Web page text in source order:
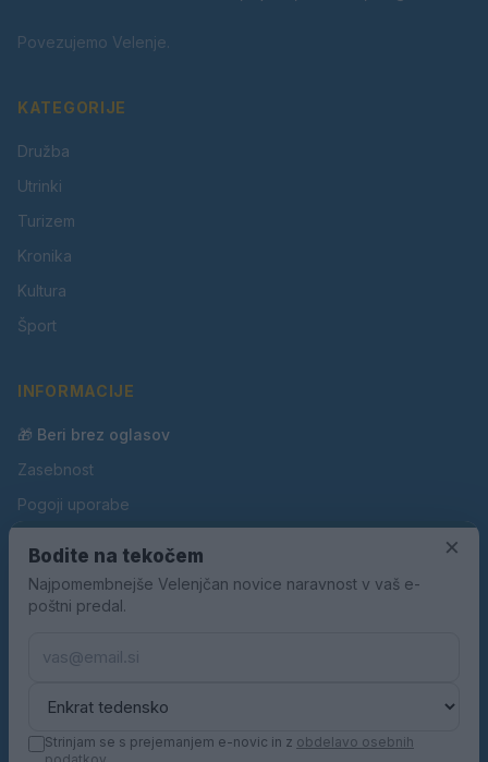
Povezujemo Velenje.
KATEGORIJE
Družba
Utrinki
Turizem
Kronika
Kultura
Šport
INFORMACIJE
🎁 Beri brez oglasov
Zasebnost
Pogoji uporabe
Oglaševanje
Kontakt
×
Bodite na tekočem
Najpomembnejše Velenjčan novice naravnost v vaš e-
poštni predal.
Strinjam se s prejemanjem e-novic in z obdelavo osebnih